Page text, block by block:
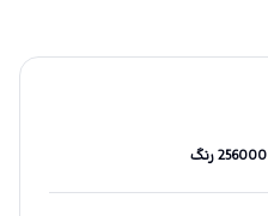
256000 رنگ